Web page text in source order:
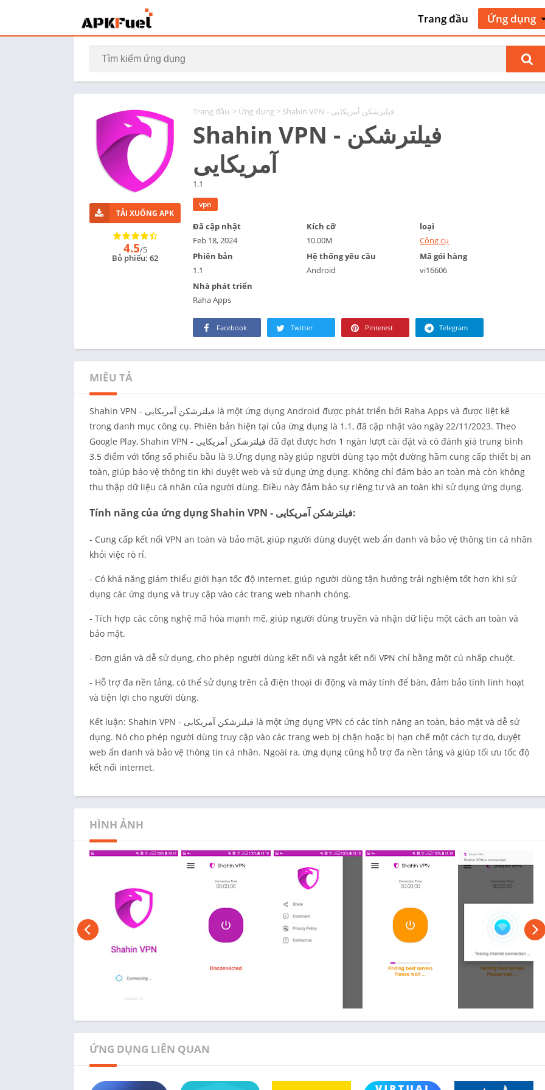
Trang đầu
Ứng dụng
Nghệ
kế
Giao
cộ
Làm đẹp
Nhà ở
Thư viện
Bản đồ &
hướng
Y học
Âm nhạc &
thanh
Lựa chọn
Nuôi dạy
Quay phim
Công cụ
Sổ tay du
Trình phát
chỉnh sửa
Trang đầu > Ứng dụng > Shahin VPN - فیلترشکن آمریکایی
Shahin VPN - فیلترشکن
آمریکایی
1.1
vpn
TẢI XUỐNG APK
4.5/5
Bỏ phiếu: 62
Đã cập nhật
Feb 18, 2024
Kích cỡ
10.00M
loại
Công cụ
Phiên bản
1.1
Hệ thống yêu cầu
Android
Mã gói hàng
vi16606
Nhà phát triển
Raha Apps
Facebook Twitter Pinterest Telegram
MIÊU TẢ
Shahin VPN - فیلترشکن آمریکایی là một ứng dụng Android được phát triển bởi Raha Apps và được liệt kê
trong danh mục công cụ. Phiên bản hiện tại của ứng dụng là 1.1, đã cập nhật vào ngày 22/11/2023. Theo
Google Play, Shahin VPN - فیلترشکن آمریکایی đã đạt được hơn 1 ngàn lượt cài đặt và có đánh giá trung bình
3.5 điểm với tổng số phiếu bầu là 9.Ứng dụng này giúp người dùng tạo một đường hầm cung cấp thiết bị an
toàn, giúp bảo vệ thông tin khi duyệt web và sử dụng ứng dụng. Không chỉ đảm bảo an toàn mà còn không
thu thập dữ liệu cá nhân của người dùng. Điều này đảm bảo sự riêng tư và an toàn khi sử dụng ứng dụng.
Tính năng của ứng dụng Shahin VPN - فیلترشکن آمریکایی:
- Cung cấp kết nối VPN an toàn và bảo mật, giúp người dùng duyệt web ẩn danh và bảo vệ thông tin cá nhân
khỏi việc rò rỉ.
- Có khả năng giảm thiểu giới hạn tốc độ internet, giúp người dùng tận hưởng trải nghiệm tốt hơn khi sử
dụng các ứng dụng và truy cập vào các trang web nhanh chóng.
- Tích hợp các công nghệ mã hóa mạnh mẽ, giúp người dùng truyền và nhận dữ liệu một cách an toàn và
bảo mật.
- Đơn giản và dễ sử dụng, cho phép người dùng kết nối và ngắt kết nối VPN chỉ bằng một cú nhấp chuột.
- Hỗ trợ đa nền tảng, có thể sử dụng trên cả điện thoại di động và máy tính để bàn, đảm bảo tính linh hoạt
và tiện lợi cho người dùng.
Kết luận: Shahin VPN - فیلترشکن آمریکایی là một ứng dụng VPN có các tính năng an toàn, bảo mật và dễ sử
dụng. Nó cho phép người dùng truy cập vào các trang web bị chặn hoặc bị hạn chế một cách tự do, duyệt
web ẩn danh và bảo vệ thông tin cá nhân. Ngoài ra, ứng dụng cũng hỗ trợ đa nền tảng và giúp tối ưu tốc độ
kết nối internet.
HÌNH ẢNH
ỨNG DỤNG LIÊN QUAN